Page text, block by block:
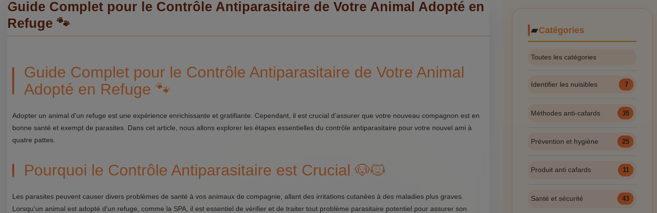
Guide Complet pour le Contrôle Antiparasitaire de Votre Animal Adopté en
Refuge 🐾
Guide Complet pour le Contrôle Antiparasitaire de Votre Animal
Adopté en Refuge 🐾
Adopter un animal d'un refuge est une expérience enrichissante et gratifiante. Cependant, il est crucial d’assurer que votre nouveau compagnon est en
bonne santé et exempt de parasites. Dans cet article, nous allons explorer les étapes essentielles du contrôle antiparasitaire pour votre nouvel ami à
quatre pattes.
Pourquoi le Contrôle Antiparasitaire est Crucial 🐶🐱
Les parasites peuvent causer divers problèmes de santé à vos animaux de compagnie, allant des irritations cutanées à des maladies plus graves.
Lorsqu'un animal est adopté d'un refuge, comme la SPA, il est essentiel de vérifier et de traiter tout problème parasitaire potentiel pour assurer son
Catégories
Toutes les catégories
Identifier les nuisibles 7
Méthodes anti-cafards 35
Prévention et hygiène 25
Produit anti cafards 11
Santé et sécurité 43